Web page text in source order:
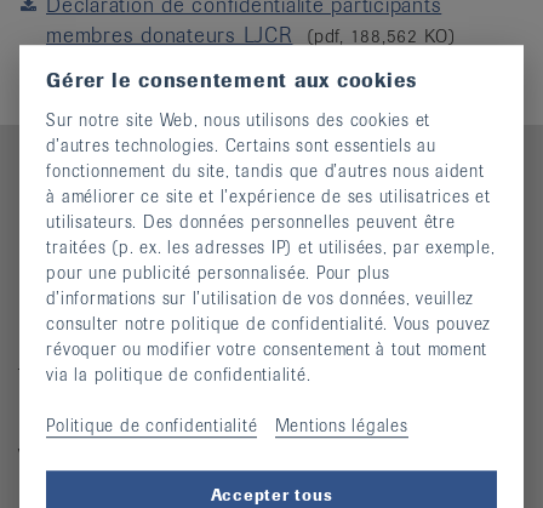
membres donateurs LJCR
(pdf, 188,562 KO)
Contact
Ligue jurassienne contre le rhumatisme
Rue des Tanneurs 7
2900 Porrentruy
Téléphone : 032 466 63 61
Mardi 8h00 - 11h30 / 13h30 - 17h00
Vendredi 8h00 - 11h30
Gérer le consentement aux cookies
Sur notre site Web, nous utilisons des cookies et
d’autres technologies. Certains sont essentiels au
fonctionnement du site, tandis que d’autres nous aident
à améliorer ce site et l’expérience de ses utilisatrices et
utilisateurs. Des données personnelles peuvent être
traitées (p. ex. les adresses IP) et utilisées, par exemple,
pour une publicité personnalisée. Pour plus
d’informations sur l’utilisation de vos données, veuillez
consulter notre politique de confidentialité. Vous pouvez
révoquer ou modifier votre consentement à tout moment
via la politique de confidentialité.
Politique de confidentialité Mentions légales
Accepter tous